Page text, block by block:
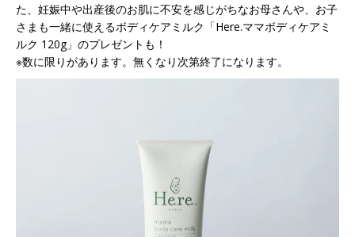
た、妊娠中や出産後のお肌に不安を感じがちなお母さんや、お子
さまも一緒に使えるボディケアミルク「Here.ママボディケアミ
ルク 120g」のプレゼントも！
※数に限りがあります。無くなり次第終了になります。